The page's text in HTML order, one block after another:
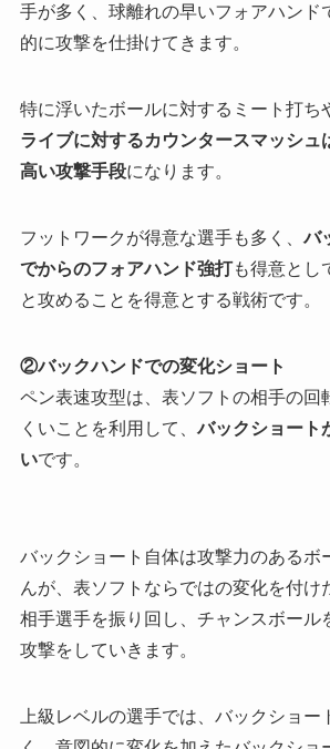
手が多く、球離れの早いフォアハンド
的に攻撃を仕掛けてきます。
特に浮いたボールに対するミート打ち
ライブに対するカウンタースマッシュ
高い攻撃手段になります。
フットワークが得意な選手も多く、バ
でからのフォアハンド強打も得意とし
と攻めることを得意とする戦術です。
②バックハンドでの変化ショート
ペン表速攻型は、表ソフトの相手の回
くいことを利用して、バックショート
いです。
バックショート自体は攻撃力のあるボ
んが、表ソフトならではの変化を付け
相手選手を振り回し、チャンスボール
攻撃をしていきます。
上級レベルの選手では、バックショー